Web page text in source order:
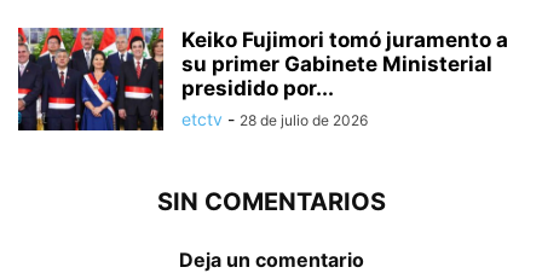
Keiko Fujimori tomó juramento a
su primer Gabinete Ministerial
presidido por...
etctv - 28 de julio de 2026
SIN COMENTARIOS
Deja un comentario